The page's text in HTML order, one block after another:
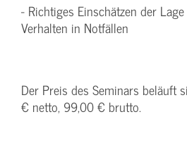
- Richtiges Einschätzen der
Verhalten in Notfällen
Der Preis des Seminars beläuft
€ netto, 99,00 € brutto.